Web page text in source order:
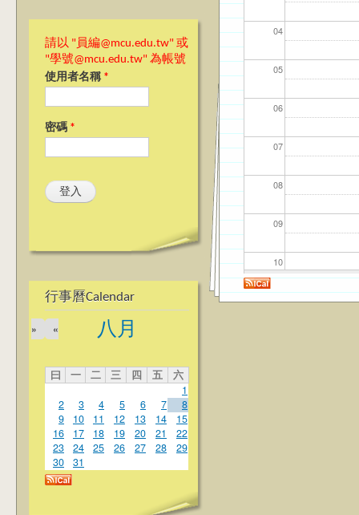
請以 "員編@mcu.edu.tw" 或
"學號@mcu.edu.tw" 為帳號
使用者名稱 *
密碼 *
行事曆Calendar
八月
«
»
曰 一 二 三 四 五
六
1
2
3 4 5 6 7
8
9
10 11 12 13 14
15
16
17 18 19 20 21
22
23
24 25 26 27 28
29
30
31
04
05
06
07
08
09
10
11